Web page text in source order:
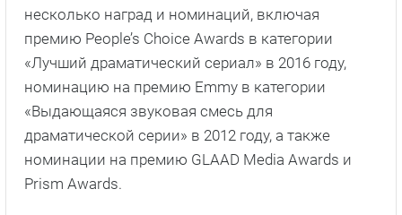
несколько наград и номинаций, включая
премию People’s Choice Awards в категории
«Лучший драматический сериал» в 2016 году,
номинацию на премию Emmy в категории
«Выдающаяся звуковая смесь для
драматической серии» в 2012 году, а также
номинации на премию GLAAD Media Awards и
Prism Awards.